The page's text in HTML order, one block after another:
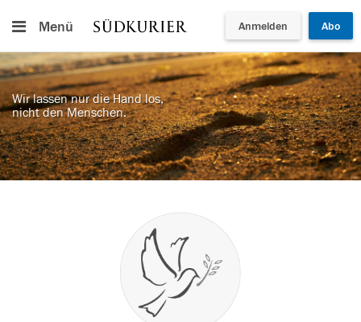
Menü Anmelden Abo
Wir lassen nur die Hand los,
nicht den Menschen.